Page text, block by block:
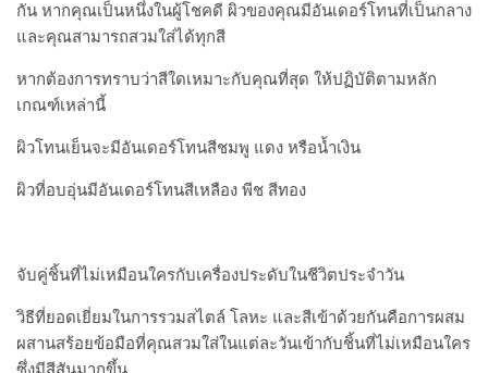
กัน หากคุณเป็นหนึ่งในผู้โชคดี ผิวของคุณมีอันเดอร์โทนที่เป็นกลาง
และคุณสามารถสวมใส่ได้ทุกสี
หากต้องการทราบว่าสีใดเหมาะกับคุณที่สุด ให้ปฏิบัติตามหลัก
เกณฑ์เหล่านี้
ผิวโทนเย็นจะมีอันเดอร์โทนสีชมพู แดง หรือน้ำเงิน
ผิวที่อบอุ่นมีอันเดอร์โทนสีเหลือง พีช สีทอง
จับคู่ชิ้นที่ไม่เหมือนใครกับเครื่องประดับในชีวิตประจำวัน
วิธีที่ยอดเยี่ยมในการรวมสไตล์ โลหะ และสีเข้าด้วยกันคือการผสม
ผสานสร้อยข้อมือที่คุณสวมใส่ในแต่ละวันเข้ากับชิ้นที่ไม่เหมือนใคร